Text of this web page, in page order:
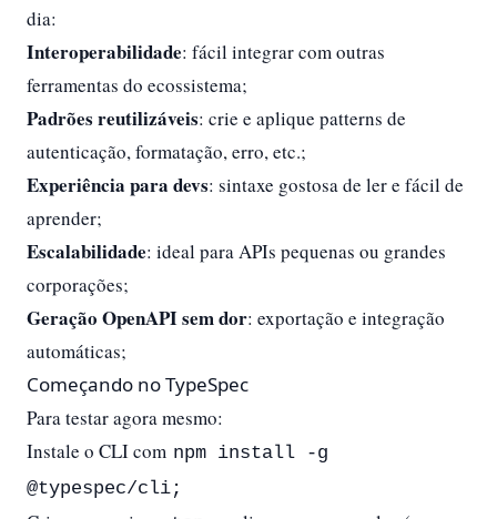
dia:
Interoperabilidade: fácil integrar com outras
ferramentas do ecossistema;
Padrões reutilizáveis: crie e aplique patterns de
autenticação, formatação, erro, etc.;
Experiência para devs: sintaxe gostosa de ler e fácil de
aprender;
Escalabilidade: ideal para APIs pequenas ou grandes
corporações;
Geração OpenAPI sem dor: exportação e integração
automáticas;
Começando no TypeSpec
Para testar agora mesmo:
Instale o CLI com npm install -g
@typespec/cli;